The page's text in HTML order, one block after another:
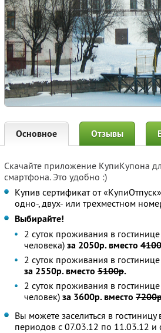
Основное Отзывы
Скачайте приложение КупиКупона
смартфона. Это удобно :)
Купив сертификат от
одно-, двух- или трехместном
Выбирайте!
2 суток проживания в
человека) за 2050р. вместо
2 суток проживания в
за 2550р. вместо 5100р.
2 суток проживания в
человек) за 3600р. вместо
Вы можете заселиться в
периодов с 07.03.12 по 11.03.12 и